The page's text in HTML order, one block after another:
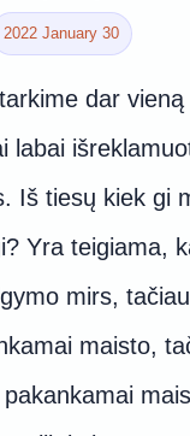
2022 January 30
dar
labai
Iš tiesų kiek gi
Yra teigiama,
mirs,
maisto,